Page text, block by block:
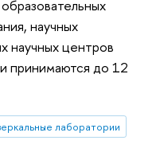
научных
научных центров
принимаются до 12
лаборатории